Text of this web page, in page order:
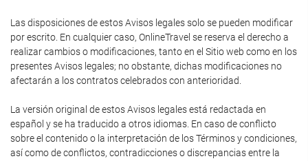
Las disposiciones de estos Avisos legales solo se pueden modificar
por escrito. En cualquier caso, OnlineTravel se reserva el derecho a
realizar cambios o modificaciones, tanto en el Sitio web como en los
presentes Avisos legales; no obstante, dichas modificaciones no
afectarán a los contratos celebrados con anterioridad.
La versión original de estos Avisos legales está redactada en
español y se ha traducido a otros idiomas. En caso de conflicto
sobre el contenido o la interpretación de los Términos y condiciones,
así como de conflictos, contradicciones o discrepancias entre la